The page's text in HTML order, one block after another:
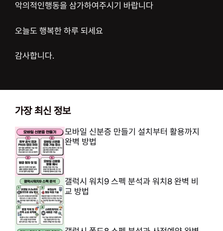
악의적인행동을 삼가하여주시기 바랍니다
오늘도 행복한 하루 되세요
감사합니다.
가장 최신 정보
모바일 신분증 만들기 설치부터 활용까지
완벽 방법
갤럭시 워치9 스펙 분석과 워치8 완벽 비
교 방법